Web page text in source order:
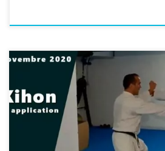
Le confinement que nous vivons
être un obstacle à vos
nous entrainer comme nous le
visio etc. Aujourd’hui, je vous
composé d’un kihon et de son